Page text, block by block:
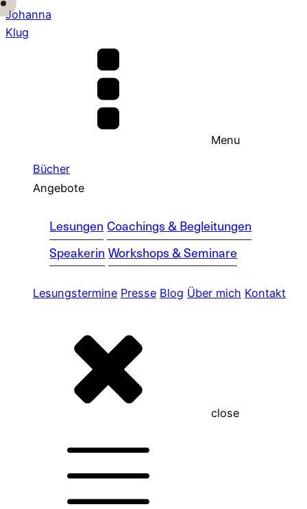
Johanna
Klug
Menu
Bücher
Angebote
Lesungen Coachings & Begleitungen
Speakerin Workshops & Seminare
Lesungstermine Presse Blog Über mich Kontakt
close